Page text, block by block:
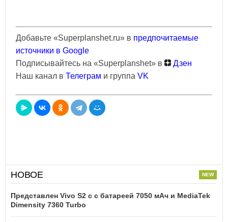
Добавьте «Superplanshet.ru» в предпочитаемые
источники в Google
Подписывайтесь на «Superplanshet» в
Дзен
Наш канал в Телеграм и группа VK
НОВОЕ
Представлен Vivo S2 с с батареей 7050 мАч и MediaTek
Dimensity 7360 Turbo